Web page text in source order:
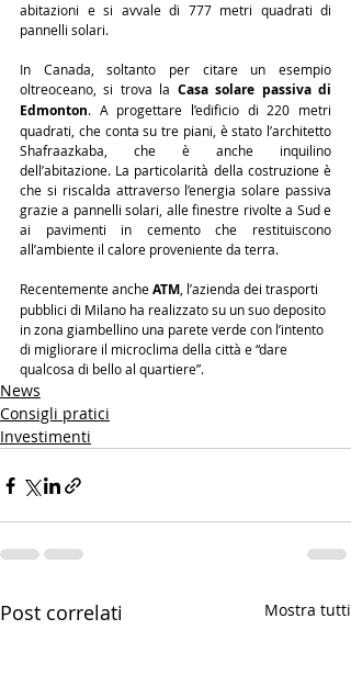
abitazioni e si avvale di 777 metri quadrati di
pannelli solari.
In Canada, soltanto per citare un esempio
oltreoceano, si trova la Casa solare passiva di
Edmonton. A progettare l’edificio di 220 metri
quadrati, che conta su tre piani, è stato l’architetto
Shafraazkaba, che è anche inquilino
dell’abitazione. La particolarità della costruzione è
che si riscalda attraverso l’energia solare passiva
grazie a pannelli solari, alle finestre rivolte a Sud e
ai pavimenti in cemento che restituiscono
all’ambiente il calore proveniente da terra.
Recentemente anche ATM , l’azienda dei trasporti
pubblici di Milano ha realizzato su un suo deposito
in zona giambellino una parete verde con l’intento
di migliorare il microclima della città e “dare
qualcosa di bello al quartiere”.
News
Consigli pratici
Investimenti
Post correlati Mostra tutti